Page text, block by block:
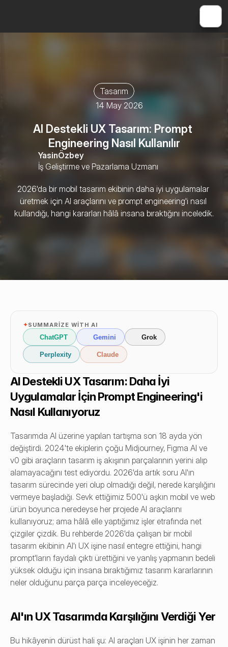
Tasarım
14 May 2026
AI Destekli UX Tasarım: Prompt
Engineering Nasıl Kullanılır
YasinÖzbey
İş Geliştirme ve Pazarlama Uzmanı
2026'da bir mobil tasarım ekibinin daha iyi uygulamalar
üretmek için AI araçlarını ve prompt engineering'i nasıl
kullandığı, hangi kararları hâlâ insana bıraktığını inceledik.
✦SUMMARIZE WITH AI
ChatGPT Gemini Grok
Perplexity Claude
AI Destekli UX Tasarım: Daha İyi
Uygulamalar İçin Prompt Engineering'i
Nasıl Kullanıyoruz
Tasarımda AI üzerine yapılan tartışma son 18 ayda yön
değiştirdi. 2024'te ekiplerin çoğu Midjourney, Figma AI ve
v0 gibi araçların tasarım iş akışının parçalarının yerini alıp
alamayacağını test ediyordu. 2026'da artık soru AI'ın
tasarım sürecinde yeri olup olmadığı değil, nerede karşılığını
vermeye başladığı. Sevk ettiğimiz 500'ü aşkın mobil ve web
ürün boyunca neredeyse her projede AI araçlarını
kullanıyoruz; ama hâlâ elle yaptığımız işler etrafında net
çizgiler çizdik. Bu rehberde 2026'da çalışan bir mobil
tasarım ekibinin AI'ı UX işine nasıl entegre ettiğini, hangi
prompt'ların faydalı çıktı ürettiğini ve yanlış yapmanın bedeli
yüksek olduğu için insana bıraktığımız tasarım kararlarının
neler olduğunu parça parça inceleyeceğiz.
AI'ın UX Tasarımda Karşılığını Verdiği Yer
Bu hikâyenin dürüst hali şu: AI araçları UX işinin her zaman